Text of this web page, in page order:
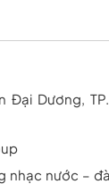
Đại Dương,
nhạc nước –